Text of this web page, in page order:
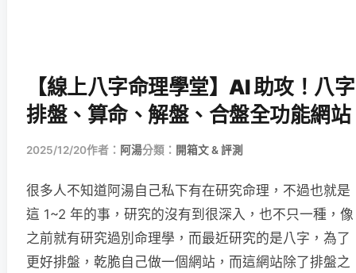
【線上八字命理學堂】AI 助攻！八字
排盤、算命、解盤、合盤全功能網站
2025/12/20作者： 阿湯分類： 開箱文 & 評測
很多人不知道阿湯自己私下有在研究命理，不過也就是
這 1~2 年的事，研究的沒有到很深入，也不只一種，像
之前就有研究過別命理學，而最近研究的是八字，為了
更好排盤，乾脆自己做一個網站，而這網站除了排盤之